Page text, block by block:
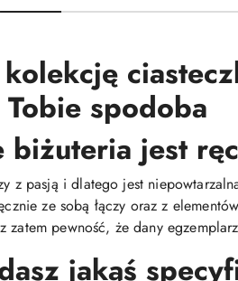
kolekcję
spodoba
biżuteria jest
z pasją i dlatego jest
ze sobą łączy oraz z
zatem pewność, że dany
jakąś